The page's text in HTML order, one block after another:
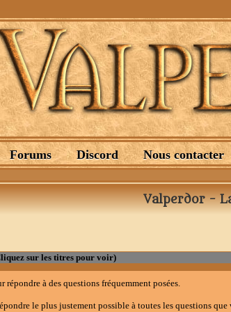
Forums Discord Nous contacter
Valperdor -
sur les titres pour voir)
répondre à des questions fréquemment posées.
le plus justement possible à toutes les questions